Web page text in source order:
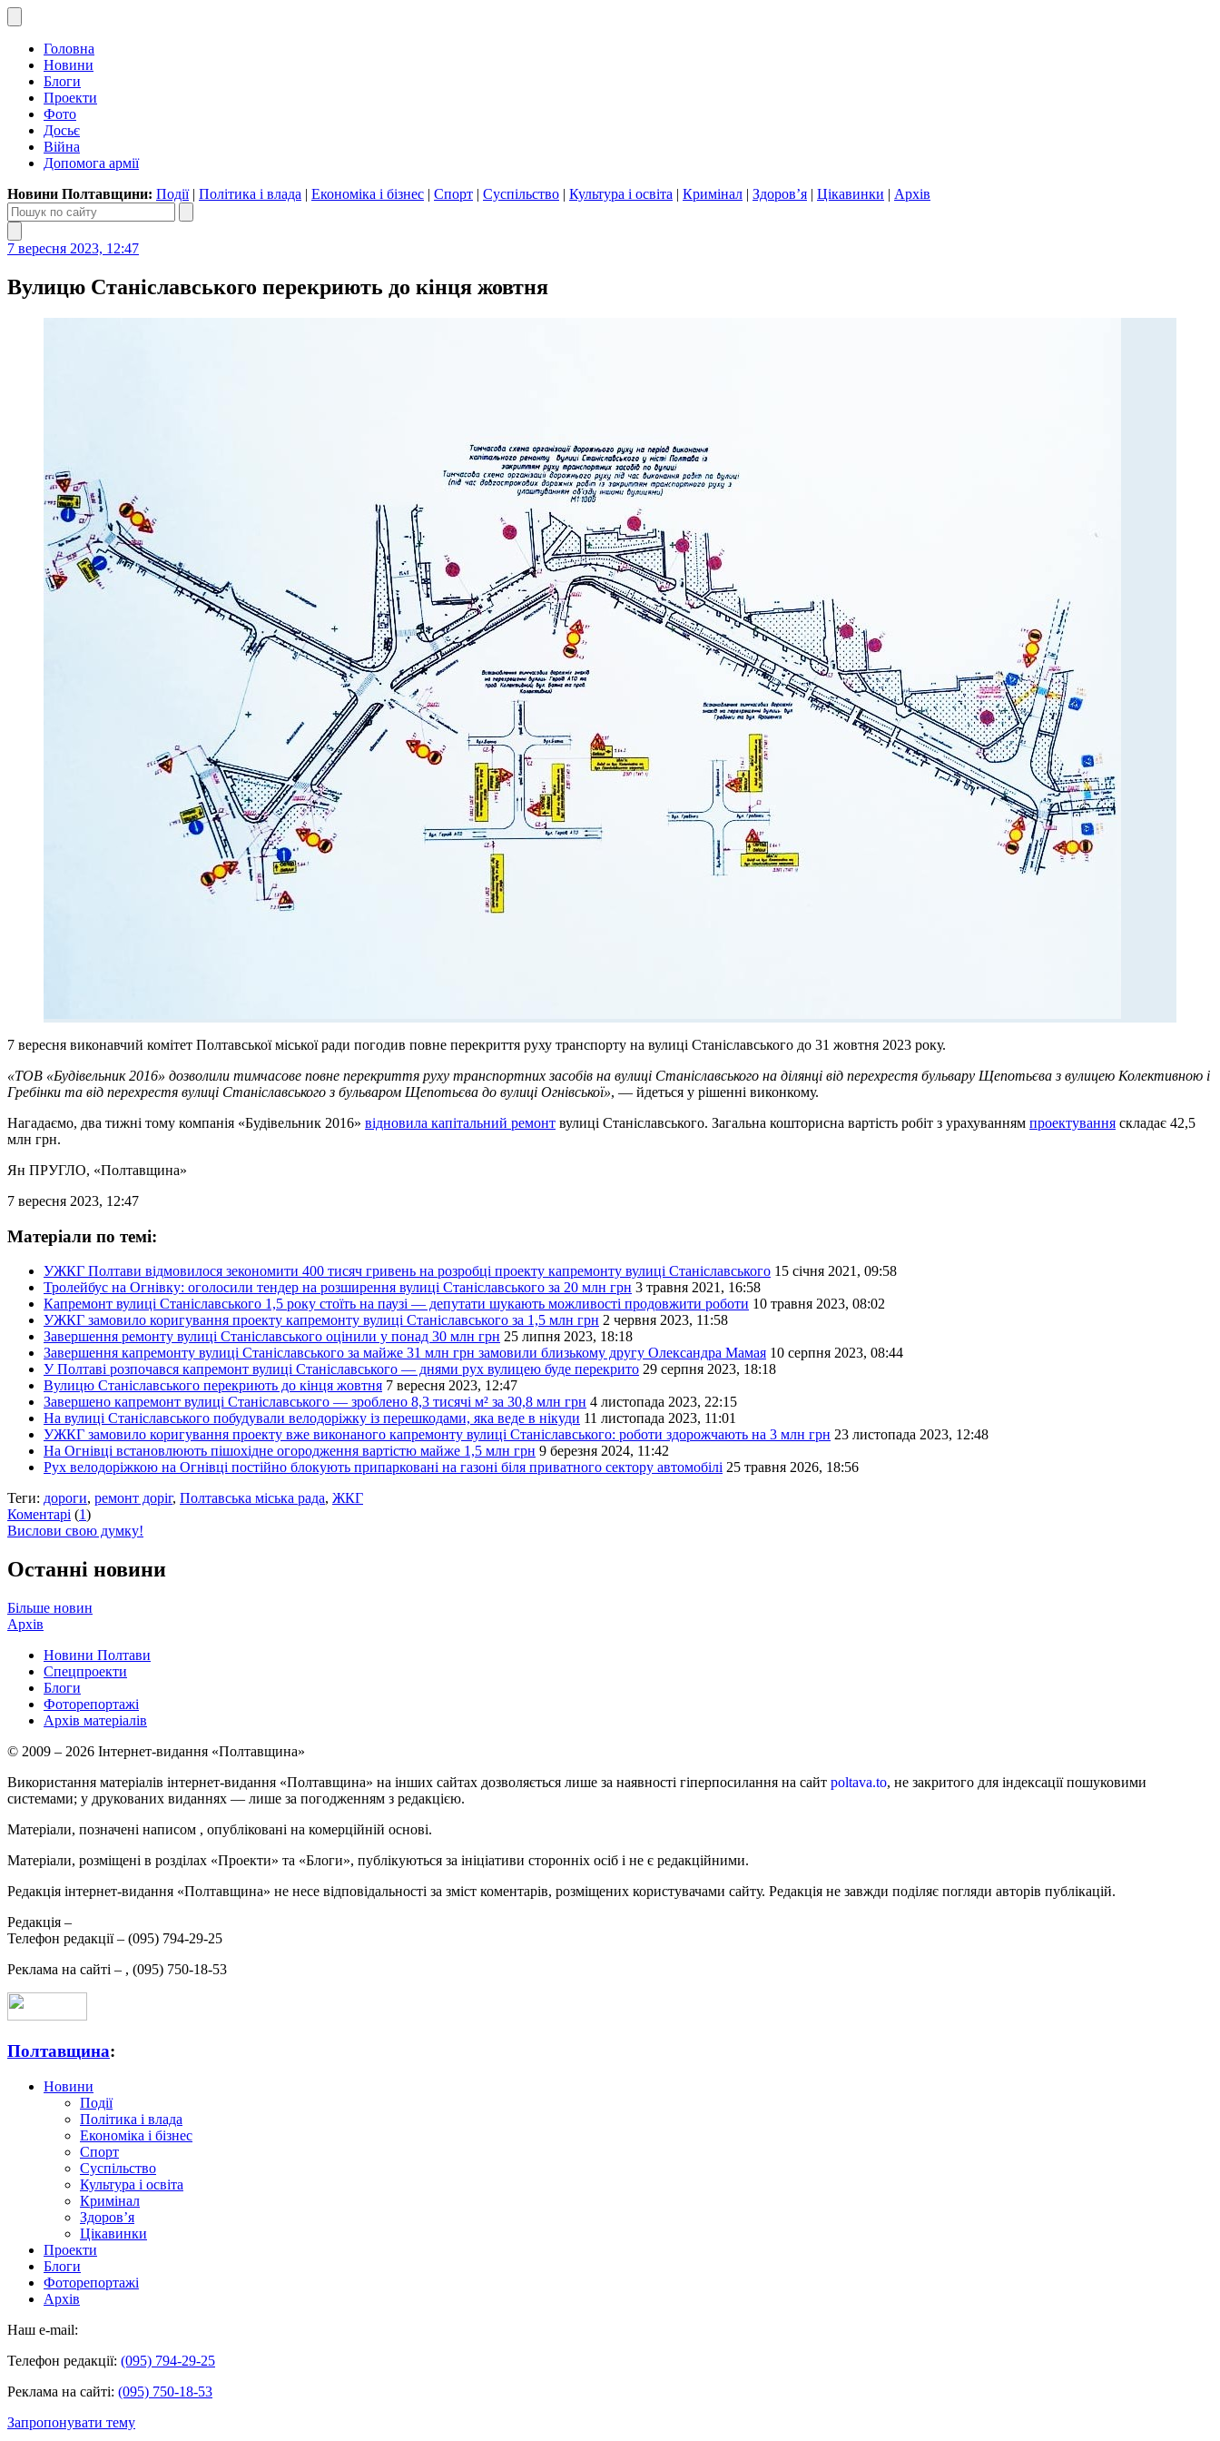
Головна
Новини
Блоги
Проекти
Фото
Досьє
Війна
Допомога армії
Новини Полтавщини: Події| Політика і влада | Економіка і бізнес | Спорт | Суспільство | Культура і освіта | Кримінал | Здоров’я | Цікавинки | Архів
7 вересня 2023, 12:47
Вулицю Станіславського перекриють до кінця жовтня
7 вересня виконавчий комітет Полтавської міської ради погодив повне перекриття руху транспорту на вулиці Станіславського до 31 жовтня 2023 року.
«ТОВ «Будівельник 2016» дозволили тимчасове повне перекриття руху транспортних засобів на вулиці Станіславського на ділянці від перехрестя бульвару Щепотьєва з вулицею Колективною і
Гребінки та від перехрестя вулиці Станіславського з бульваром Щепотьєва до вулиці Огнівської», — йдеться у рішенні виконкому.
Нагадаємо, два тижні тому компанія «Будівельник 2016» відновила капітальний ремонт вулиці Станіславського. Загальна кошторисна вартість робіт з урахуванням проектування складає 42,5
млн грн.
Ян ПРУГЛО, «Полтавщина»
7 вересня 2023, 12:47
Матеріали по темі:
УЖКГ Полтави відмовилося зекономити 400 тисяч гривень на розробці проекту капремонту вулиці Станіславського 15 січня 2021, 09:58
Тролейбус на Огнівку: оголосили тендер на розширення вулиці Станіславського за 20 млн грн 3 травня 2021, 16:58
Капремонт вулиці Станіславського 1,5 року стоїть на паузі — депутати шукають можливості продовжити роботи 10 травня 2023, 08:02
УЖКГ замовило коригування проекту капремонту вулиці Станіславського за 1,5 млн грн 2 червня 2023, 11:58
Завершення ремонту вулиці Станіславського оцінили у понад 30 млн грн 25 липня 2023, 18:18
Завершення капремонту вулиці Станіславського за майже 31 млн грн замовили близькому другу Олександра Мамая 10 серпня 2023, 08:44
У Полтаві розпочався капремонт вулиці Станіславського — днями рух вулицею буде перекрито 29 серпня 2023, 18:18
Вулицю Станіславського перекриють до кінця жовтня 7 вересня 2023, 12:47
Завершено капремонт вулиці Станіславського — зроблено 8,3 тисячі м² за 30,8 млн грн 4 листопада 2023, 22:15
На вулиці Станіславського побудували велодоріжку із перешкодами, яка веде в нікуди 11 листопада 2023, 11:01
УЖКГ замовило коригування проекту вже виконаного капремонту вулиці Станіславського: роботи здорожчають на 3 млн грн 23 листопада 2023, 12:48
На Огнівці встановлюють пішохідне огородження вартістю майже 1,5 млн грн 9 березня 2024, 11:42
Рух велодоріжкою на Огнівці постійно блокують припарковані на газоні біля приватного сектору автомобілі 25 травня 2026, 18:56
Теги: дороги, ремонт доріг, Полтавська міська рада, ЖКГ
Коментарі (1)
Вислови свою думку!
Останні новини
Більше новин
Архів
Новини Полтави
Спецпроекти
Блоги
Фоторепортажі
Архів матеріалів
© 2009 – 2026 Інтернет-видання «Полтавщина»
Використання матеріалів інтернет-видання «Полтавщина» на інших сайтах дозволяється лише за наявності гіперпосилання на сайт poltava.to, не закритого для індексації пошуковими
системами; у друкованих виданнях — лише за погодженням з редакцією.
Матеріали, позначені написом , опубліковані на комерційній основі.
Матеріали, розміщені в розділах «Проекти» та «Блоги», публікуються за ініціативи сторонніх осіб і не є редакційними.
Редакція інтернет-видання «Полтавщина» не несе відповідальності за зміст коментарів, розміщених користувачами сайту. Редакція не завжди поділяє погляди авторів публікацій.
Редакція –
Телефон редакції – (095) 794-29-25
Реклама на сайті – , (095) 750-18-53
Полтавщина:
Новини
Події
Політика і влада
Економіка і бізнес
Спорт
Суспільство
Культура і освіта
Кримінал
Здоров’я
Цікавинки
Проекти
Блоги
Фоторепортажі
Архів
Наш e-mail:
Телефон редакції: (095) 794-29-25
Реклама на сайті: (095) 750-18-53
Запропонувати тему